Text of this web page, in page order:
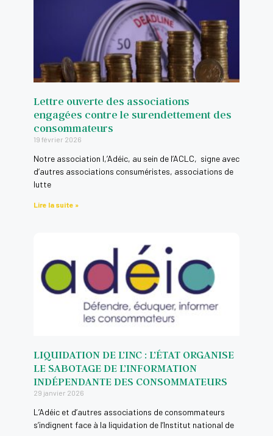
Les avis en ligne
Lettre ouverte des associations
engagées contre le surendettement des
consommateurs
19 février 2026
Notre association l,’Adéic, au sein de l’ACLC, signe avec
d’autres associations consuméristes, associations de
lutte
Lire la suite »
LIQUIDATION DE L’INC : L’ÉTAT ORGANISE
LE SABOTAGE DE L’INFORMATION
INDÉPENDANTE DES CONSOMMATEURS
29 janvier 2026
L’Adéic et d’autres associations de consommateurs
s’indignent face à la liquidation de l’Institut national de